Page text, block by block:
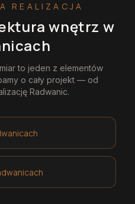
REALIZACJA
wnętrz w
to jeden z elementów
o cały projekt — od
Radwanic.